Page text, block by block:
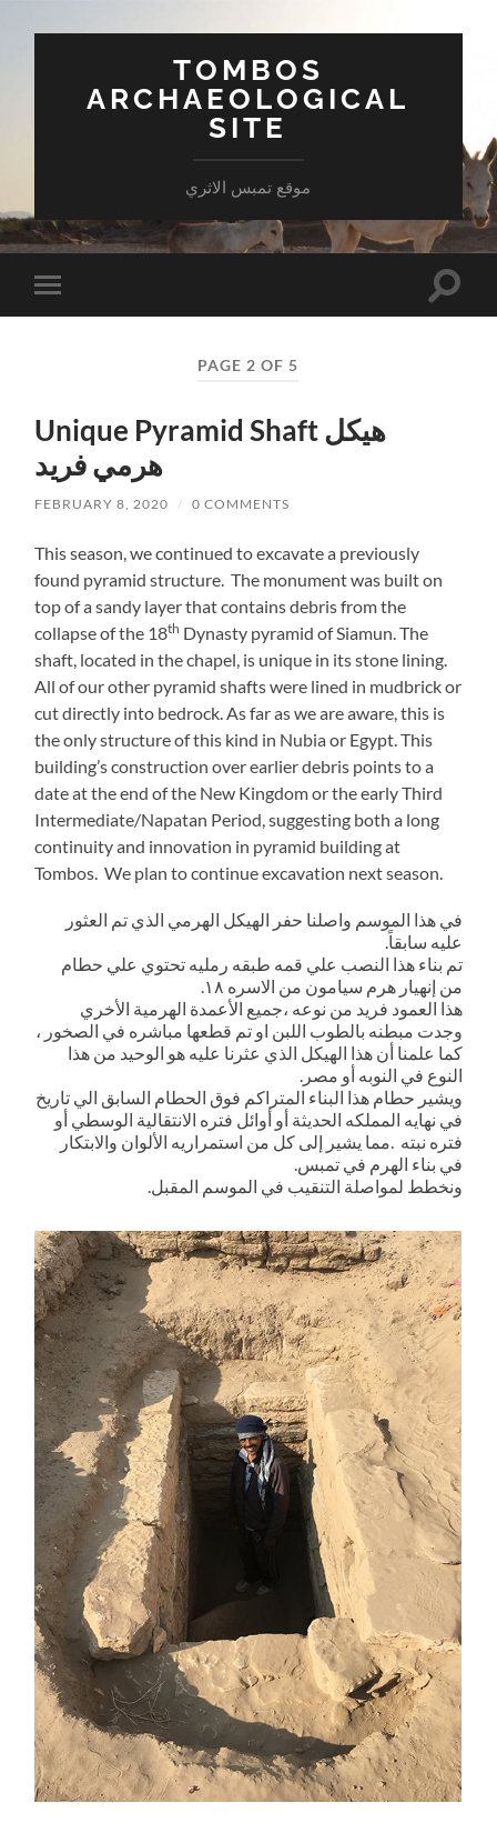
TOMBOS
ARCHAEOLOGICAL
SITE
موقع تمبس الاثري
Toggle
mobile
Toggle
PAGE 2 OF 5
Unique Pyramid Shaft هيكل
هرمي فريد
FEBRUARY 8, 2020 / 0 COMMENTS
This season, we continued to excavate a previously
found pyramid structure. The monument was built on
top of a sandy layer that contains debris from the
collapse of the 18th Dynasty pyramid of Siamun. The
shaft, located in the chapel, is unique in its stone lining.
All of our other pyramid shafts were lined in mudbrick or
cut directly into bedrock. As far as we are aware, this is
the only structure of this kind in Nubia or Egypt. This
building’s construction over earlier debris points to a
date at the end of the New Kingdom or the early Third
Intermediate/Napatan Period, suggesting both a long
continuity and innovation in pyramid building at
Tombos. We plan to continue excavation next season.
في هذا الموسم واصلنا حفر الهيكل الهرمي الذي تم العثور
عليه سابقاً.
تم بناء هذا النصب علي قمه طبقه رمليه تحتوي علي حطام
من إنهيار هرم سيامون من الاسره ١٨.
هذا العمود فريد من نوعه ،جميع الأعمدة الهرمية الأخري
وجدت مبطنه بالطوب اللبن او تم قطعها مباشره في الصخور ،
كما علمنا أن هذا الهيكل الذي عثرنا عليه هو الوحيد من هذا
النوع في النوبه أو مصر.
ويشير حطام هذا البناء المتراكم فوق الحطام السابق الي تاريخ
في نهايه المملكه الحديثة أو أوائل فتره الانتقالية الوسطي أو
فتره نبته .مما يشير إلى كل من استمراريه الألوان والابتكار
في بناء الهرم في تمبس.
ونخطط لمواصلة التنقيب في الموسم المقبل.